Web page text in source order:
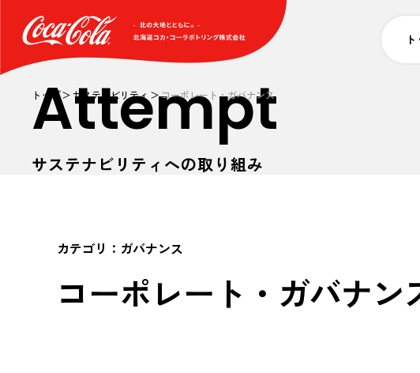
トップ サステナビリティ コーポレート・ガバナンス
Attempt
サステナビリティへの取り組み
カテゴリ： ガバナンス
コーポレート・ガバナン